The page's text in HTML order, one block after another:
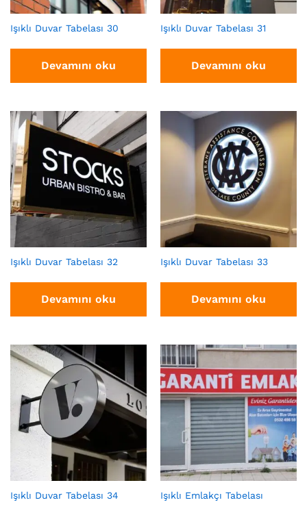
Işıklı Duvar Tabelası 30
Devamını oku
Işıklı Duvar Tabelası 31
Devamını oku
Işıklı Duvar Tabelası 32
Devamını oku
Işıklı Duvar Tabelası 33
Devamını oku
Işıklı Duvar Tabelası 34 Işıklı Emlakçı Tabelası